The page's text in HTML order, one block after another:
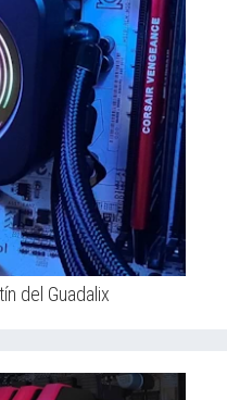
del Guadalix